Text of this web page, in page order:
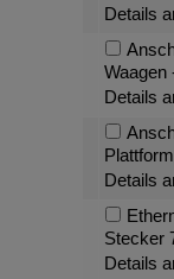
Details
Waagen
Details
Details
Stecker
Details